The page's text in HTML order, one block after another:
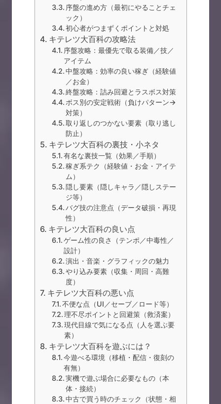
序盤の進め方（最初にやることチェ
ック）
初心者がつまずくポイントと対処
キテレツ大百科の攻略法
序盤攻略：最優先で取る装備／技／
アイテム
中盤攻略：効率の良い稼ぎ（経験値
／お金）
終盤攻略：詰み回避とラスボス対策
ボス別の安定戦術（負けパターン→
対策）
取り返しのつかない要素（取り逃し
防止）
キテレツ大百科の裏技・小ネタ
有名な裏技一覧（効果／手順）
稼ぎ系テク（経験値・お金・アイテ
ム）
隠し要素（隠しキャラ／隠しステー
ジ等）
バグ技の注意点（データ破損・再現
性）
キテレツ大百科の良い点
ゲーム性の良さ（テンポ／中毒性／
設計）
演出・音楽・グラフィックの魅力
やり込み要素（収集・周回・高難
度）
キテレツ大百科の悪い点
不便な点（UI／セーブ／ロード等）
理不尽ポイントと回避策（救済案）
現代目線で気になる点（人を選ぶ要
素）
キテレツ大百科を遊ぶには？
今遊べる環境（移植・配信・復刻の
有無）
実機で遊ぶ場合に必要なもの（本
体・接続）
中古で買う時のチェック（状態・相